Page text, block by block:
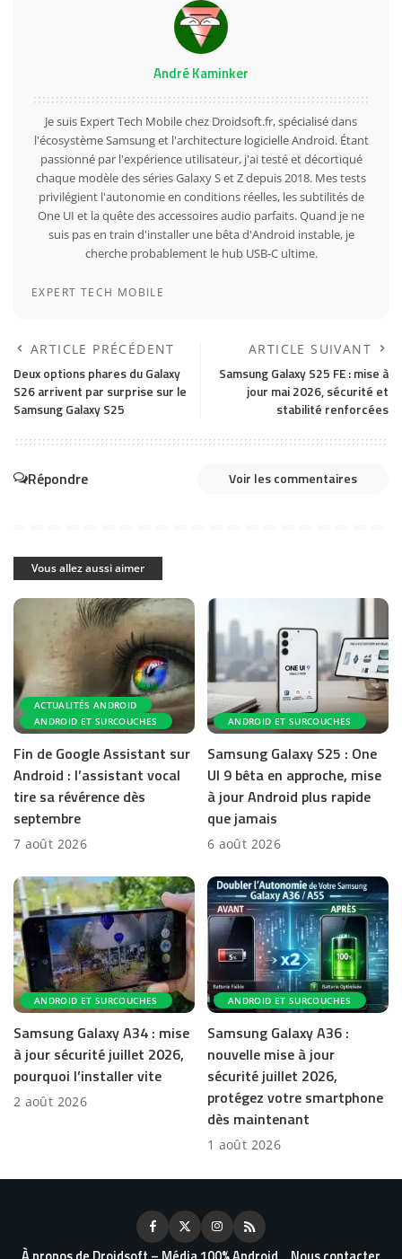
André Kaminker
Je suis Expert Tech Mobile chez Droidsoft.fr, spécialisé dans
l'écosystème Samsung et l'architecture logicielle Android. Étant
passionné par l'expérience utilisateur, j'ai testé et décortiqué
chaque modèle des séries Galaxy S et Z depuis 2018. Mes tests
privilégient l'autonomie en conditions réelles, les subtilités de
One UI et la quête des accessoires audio parfaits. Quand je ne
suis pas en train d'installer une bêta d'Android instable, je
cherche probablement le hub USB-C ultime.
EXPERT TECH MOBILE
ARTICLE PRÉCÉDENT
Deux options phares du Galaxy
S26 arrivent par surprise sur le
Samsung Galaxy S25
ARTICLE SUIVANT
Samsung Galaxy S25 FE : mise à
jour mai 2026, sécurité et
stabilité renforcées
Répondre Voir les commentaires
Vous allez aussi aimer
ACTUALITÉS ANDROID
ANDROID ET SURCOUCHES
Fin de Google Assistant sur
Android : l’assistant vocal
tire sa révérence dès
septembre
7 août 2026
ANDROID ET SURCOUCHES
Samsung Galaxy S25 : One
UI 9 bêta en approche, mise
à jour Android plus rapide
que jamais
6 août 2026
ANDROID ET SURCOUCHES
Samsung Galaxy A34 : mise
à jour sécurité juillet 2026,
pourquoi l’installer vite
2 août 2026
ANDROID ET SURCOUCHES
Samsung Galaxy A36 :
nouvelle mise à jour
sécurité juillet 2026,
protégez votre smartphone
dès maintenant
1 août 2026